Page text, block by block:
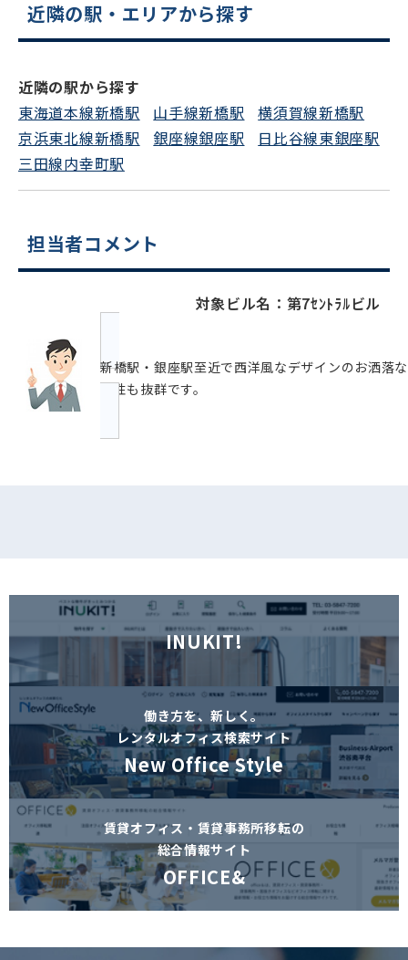
をお伝えいただくと
スムーズにご案内できます
平日 9:00〜18:00
近隣の駅・エリアから探す
近隣の駅から探す
東海道本線新橋駅
山手線新橋駅
横須賀線新橋駅
京浜東北線新橋駅
銀座線銀座駅
日比谷線東銀座駅
三田線内幸町駅
担当者コメント
対象ビル名：第7ｾﾝﾄﾗﾙビル
新橋駅・銀座駅至近で西洋風なデザインのお洒落
認性も抜群です。
INUKIT!
働き方を、新しく。
レンタルオフィス検索サイト
New Office Style
賃貸オフィス・賃貸事務所移転の
総合情報サイト
OFFICE&